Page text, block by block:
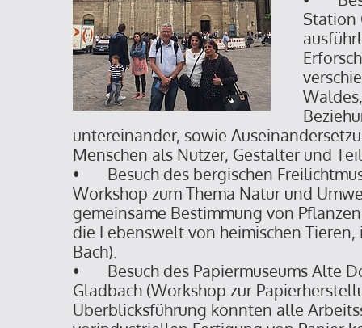
Station
untereinander, sowie
Menschen als Nutzer, Gestalter und
• Besuch des bergischen
Workshop zum Thema Natur und
gemeinsame Bestimmung von
die Lebenswelt von heimischen
Bach).
• Besuch des Papiermuseums Alte
Gladbach (Workshop zur
Überblicksführung konnten alle